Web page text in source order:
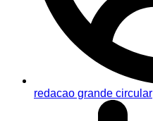
redacao grande circular